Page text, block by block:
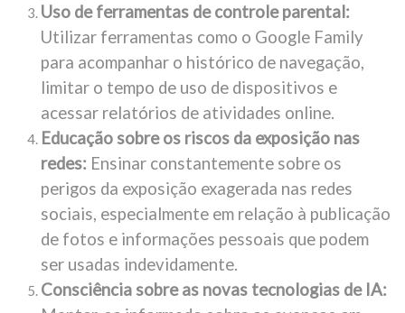
Uso de ferramentas de controle parental:
Utilizar ferramentas como o Google Family
para acompanhar o histórico de navegação,
limitar o tempo de uso de dispositivos e
acessar relatórios de atividades online.
Educação sobre os riscos da exposição nas
redes: Ensinar constantemente sobre os
perigos da exposição exagerada nas redes
sociais, especialmente em relação à publicação
de fotos e informações pessoais que podem
ser usadas indevidamente.
Consciência sobre as novas tecnologias de IA: